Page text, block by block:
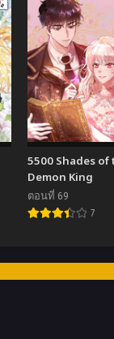
5500 Shades of
Demon King
ตอนที่ 69
7